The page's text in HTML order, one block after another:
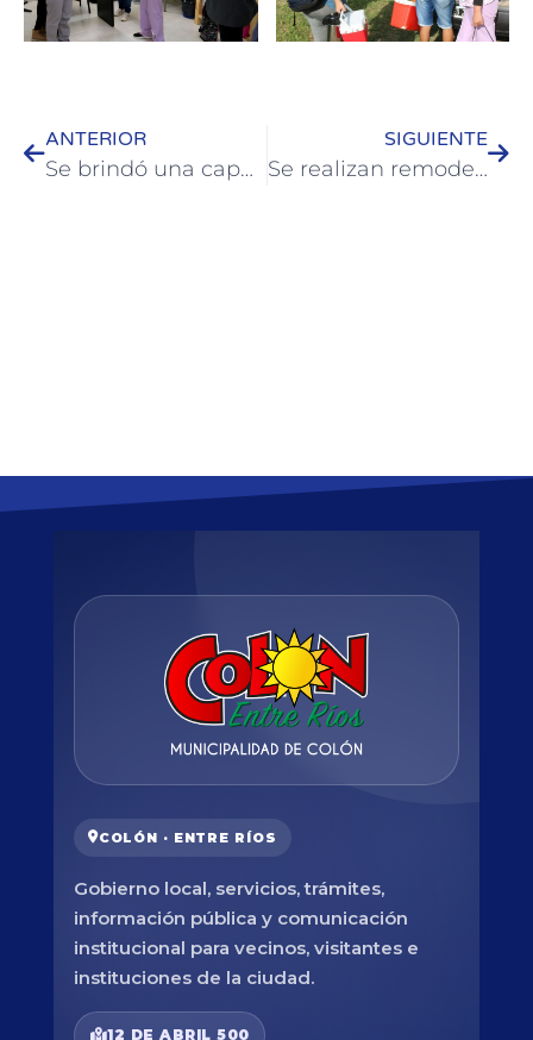
ANTERIOR
Se brindó una capacitación para unificar criterios en la construcción de rampas de accesibilidad en Colón
SIGUIENTE
Se realizan remodelaciones en la planta de agua de Colón
COLÓN · ENTRE RÍOS
Gobierno local, servicios, trámites,
información pública y comunicación
institucional para vecinos, visitantes e
instituciones de la ciudad.
12 DE ABRIL 500